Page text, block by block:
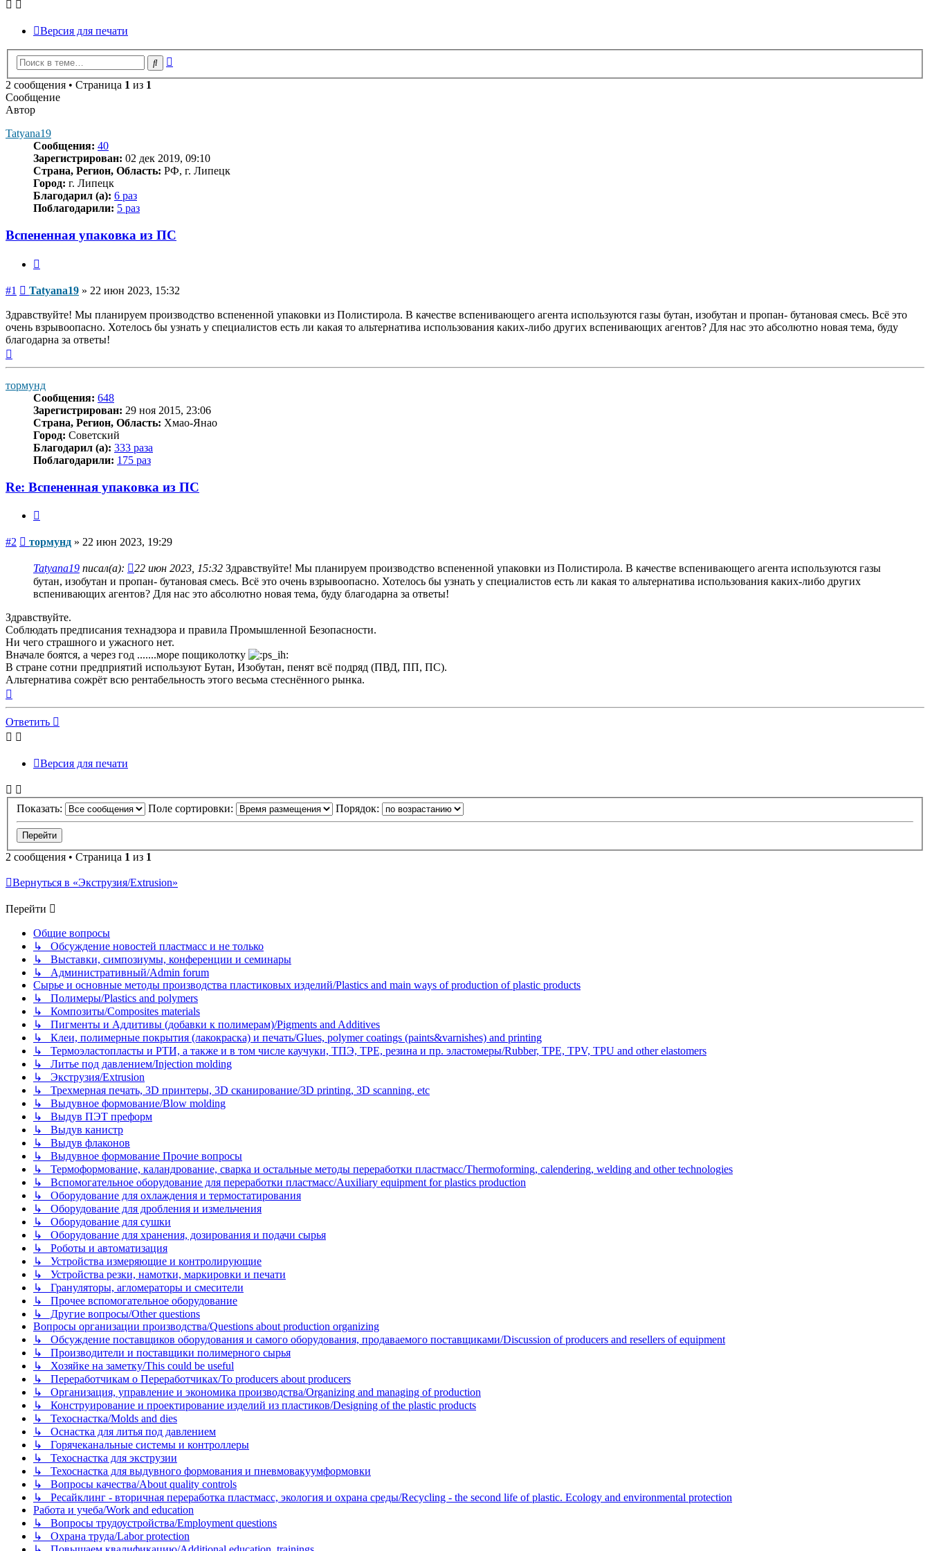
Версия для печати
Поиск
2 сообщения • Страница 1 из 1
Сообщение
Автор
Tatyana19
Сообщения: 40
Зарегистрирован: 02 дек 2019, 09:10
Страна, Регион, Область: РФ, г. Липецк
Город: г. Липецк
Благодарил (а): 6 раз
Поблагодарили: 5 раз
Вспененная упаковка из ПС
#1 Сообщение
Tatyana19 » 22 июн 2023, 15:32
Здравствуйте! Мы планируем производство вспененной упаковки из Полистирола. В качестве вспенивающего агента используются газы бутан, изобутан и пропан- бутановая смесь. Всё это
очень взрывоопасно. Хотелось бы узнать у специалистов есть ли какая то альтернатива использования каких-либо других вспенивающих агентов? Для нас это абсолютно новая тема, буду
благодарна за ответы!
тормунд
Сообщения: 648
Зарегистрирован: 29 ноя 2015, 23:06
Страна, Регион, Область: Хмао-Янао
Город: Советский
Благодарил (а): 333 раза
Поблагодарили: 175 раз
Re: Вспененная упаковка из ПС
#2 Сообщение
тормунд » 22 июн 2023, 19:29
Tatyana19 писал(а): 22 июн 2023, 15:32 Здравствуйте! Мы планируем производство вспененной упаковки из Полистирола. В качестве вспенивающего агента используются газы
бутан, изобутан и пропан- бутановая смесь. Всё это очень взрывоопасно. Хотелось бы узнать у специалистов есть ли какая то альтернатива использования каких-либо других
вспенивающих агентов? Для нас это абсолютно новая тема, буду благодарна за ответы!
Здравствуйте.
Соблюдать предписания технадзора и правила Промышленной Безопасности.
Ни чего страшного и ужасного нет.
Вначале боятся, а через год .......море пощиколотку
В стране сотни предприятий используют Бутан, Изобутан, пенят всё подряд (ПВД, ПП, ПС).
Альтернатива сожрёт всю рентабельность этого весьма стеснённого рынка.
началу
Ответить
Версия для печати
Показать: Поле сортировки: Порядок:
2 сообщения • Страница 1 из 1
Вернуться в «Экструзия/Extrusion»
Перейти
Общие вопросы
↳ Обсуждение новостей пластмасс и не только
↳ Выставки, симпозиумы, конференции и семинары
↳ Административный/Admin forum
Сырье и основные методы производства пластиковых изделий/Plastics and main ways of production of plastic products
↳ Полимеры/Plastics and polymers
↳ Композиты/Сomposites materials
↳ Пигменты и Аддитивы (добавки к полимерам)/Pigments and Additives
↳ Клеи, полимерные покрытия (лакокраска) и печать/Glues, polymer coatings (paints&varnishes) and printing
↳ Термоэластопласты и РТИ, а также и в том числе каучуки, ТПЭ, TPE, резина и пр. эластомеры/Rubber, TPE, TPV, TPU and other elastomers
↳ Литье под давлением/Injection molding
↳ Экструзия/Extrusion
↳ Трехмерная печать, 3D принтеры, 3D сканирование/3D printing, 3D scanning, etc
↳ Выдувное формование/Blow molding
↳ Выдув ПЭТ преформ
↳ Выдув канистр
↳ Выдув флаконов
↳ Выдувное формование Прочие вопросы
↳ Термоформование, каландрование, сварка и остальные методы переработки пластмасс/Thermoforming, calendering, welding and other technologies
↳ Вспомогательное оборудование для переработки пластмасс/Auxiliary equipment for plastics production
↳ Оборудование для охлаждения и термостатирования
↳ Оборудование для дробления и измельчения
↳ Оборудование для сушки
↳ Оборудование для хранения, дозирования и подачи сырья
↳ Роботы и автоматизация
↳ Устройства измеряющие и контролирующие
↳ Устройства резки, намотки, маркировки и печати
↳ Грануляторы, агломераторы и смесители
↳ Прочее вспомогательное оборудование
↳ Другие вопросы/Other questions
Вопросы организации производства/Questions about production organizing
↳ Обсуждение поставщиков оборудования и самого оборудования, продаваемого поставщиками/Discussion of producers and resellers of equipment
↳ Производители и поставщики полимерного сырья
↳ Хозяйке на заметку/This could be useful
↳ Переработчикам о Переработчиках/To producers about producers
↳ Организация, управление и экономика производства/Organizing and managing of production
↳ Конструирование и проектирование изделий из пластиков/Designing of the plastic products
↳ Техоснастка/Molds and dies
↳ Оснастка для литья под давлением
↳ Горячеканальные системы и контроллеры
↳ Техоснастка для экструзии
↳ Техоснастка для выдувного формования и пневмовакуумформовки
↳ Вопросы качества/About quality controls
↳ Ресайклинг - вторичная переработка пластмасс, экология и охрана среды/Recycling - the second life of plastic. Ecology and environmental protection
Работа и учеба/Work and education
↳ Вопросы трудоустройства/Employment questions
↳ Охрана труда/Labor protection